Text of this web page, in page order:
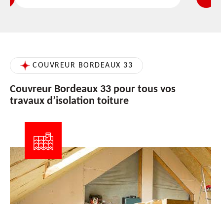
COUVREUR BORDEAUX 33
Couvreur Bordeaux 33 pour tous vos
travaux d’isolation toiture